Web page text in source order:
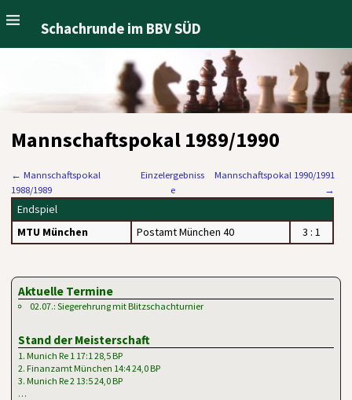
Schachrunde im BBV SÜD
Mannschaftspokal 1989/1990
← Mannschaftspokal
1988/1989
Mannschaftspokal 1990/1991
→
Einzelergebniss
e
Endspiel
MTU München
Postamt München 40 3 : 1
Aktuelle Termine
02.07.: Siegerehrung mit Blitzschachturnier
Stand der Meisterschaft
1. Munich Re 1 17:1 28,5 BP
2. Finanzamt München 14:4 24,0 BP
3. Munich Re 2 13:5 24,0 BP
…